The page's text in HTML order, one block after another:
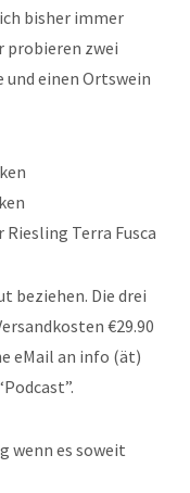
bisher immer
probieren zwei
einen Ortswein
Riesling Terra Fusca
beziehen. Die drei
€29.90
eMail an info (ät)
wenn es soweit